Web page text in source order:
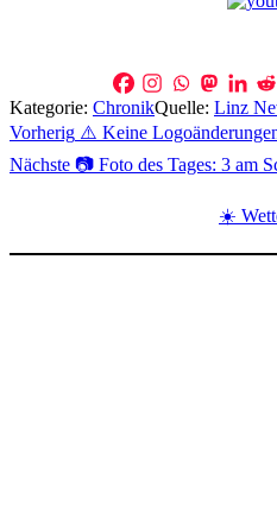
Kategorie: ChronikQuelle: Linz
Beitragsnavigation
Vorherig ⚠️ Keine
Nächste 📷 Foto des Tages: 3 am
☀️